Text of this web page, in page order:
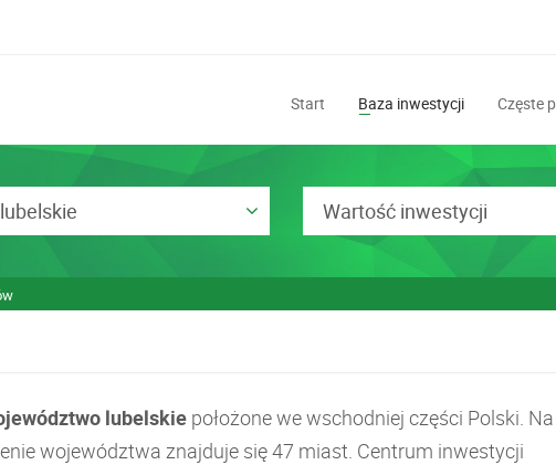
Start Baza inwestycji Częste
lubelskie Wartość inwestycji
lubelskie położone we wschodniej części Polski. Na
województwa znajduje się 47 miast. Centrum inwestycji